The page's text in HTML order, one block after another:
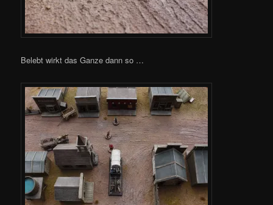
Belebt wirkt das Ganze dann so …